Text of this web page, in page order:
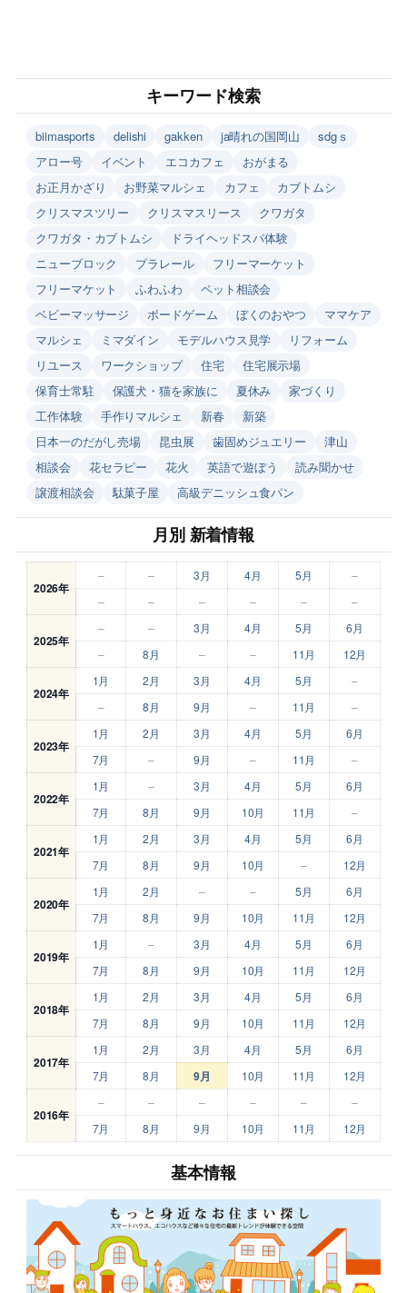
キーワード検索
biimasports delishi gakken ja晴れの国岡山
sdgｓ
アロー号
イベント エコカフェ
おがまる
お正月かざり
お野菜マルシェ カフェ
カブトムシ
クリスマスツリー
クリスマスリース
クワガタ
クワガタ・カブトムシ
ドライヘッドスパ体験
ニューブロック
プラレール
フリーマーケット
フリーマケット
ふわふわ
ペット相談会
ベビーマッサージ
ボードゲーム ぼくのおやつ
ママケア
マルシェ
ミマダイン モデルハウス見学
リフォーム
リユース
ワークショップ 住宅
住宅展示場
保育士常駐
保護犬・猫を家族に 夏休み
家づくり
工作体験
手作りマルシェ 新春
新築
日本一のだがし売場
昆虫展 歯固めジュエリー
津山
相談会
花セラピー 花火 英語で遊ぼう
読み聞かせ
譲渡相談会
駄菓子屋 高級デニッシュ食パン
月別 新着情報
2026年
– – 3月 4月 5月
–
–
– – – – –
2025年
– – 3月 4月 5月
6月
–
8月 – – 11月 12月
2024年
1月 2月 3月 4月 5月
–
–
8月 9月 – 11月 –
2023年
1月 2月 3月 4月 5月
6月
7月
– 9月 – 11月 –
2022年
1月 – 3月 4月 5月
6月
7月
8月 9月 10月 11月 –
2021年
1月 2月 3月 4月 5月
6月
7月
8月 9月 10月 – 12月
2020年
1月 2月 – – 5月
6月
7月
8月 9月 10月 11月 12月
2019年
1月 – 3月 4月 5月
6月
7月
8月 9月 10月 11月 12月
2018年
1月 2月 3月 4月 5月
6月
7月
8月 9月 10月 11月 12月
2017年
1月 2月 3月 4月 5月
6月
7月
8月 9月 10月 11月 12月
2016年
– – – – –
–
7月
8月 9月 10月 11月 12月
基本情報